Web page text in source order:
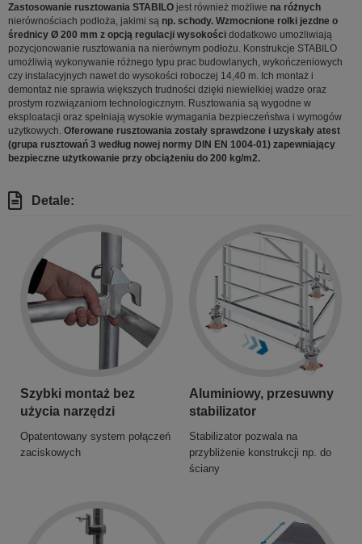
Zastosowanie rusztowania STABILO jest również możliwe na różnych
nierównościach podłoża, jakimi są np. schody. Wzmocnione rolki jezdne o
średnicy Ø 200 mm z opcją regulacji wysokości dodatkowo umożliwiają
pozycjonowanie rusztowania na nierównym podłożu. Konstrukcje STABILO
umożliwią wykonywanie różnego typu prac budowlanych, wykończeniowych
czy instalacyjnych nawet do wysokości roboczej 14,40 m. Ich montaż i
demontaż nie sprawia większych trudności dzięki niewielkiej wadze oraz
prostym rozwiązaniom technologicznym. Rusztowania są wygodne w
eksploatacji oraz spełniają wysokie wymagania bezpieczeństwa i wymogów
użytkowych. Oferowane rusztowania zostały sprawdzone i uzyskały atest
(grupa rusztowań 3 według nowej normy DIN EN 1004-01) zapewniający
bezpieczne użytkowanie przy obciążeniu do 200 kg/m2.
Detale:
Szybki montaż bez
użycia narzędzi
Opatentowany system połączeń
zaciskowych
Aluminiowy, przesuwny
stabilizator
Stabilizator pozwala na
przybliżenie konstrukcji np. do
ściany